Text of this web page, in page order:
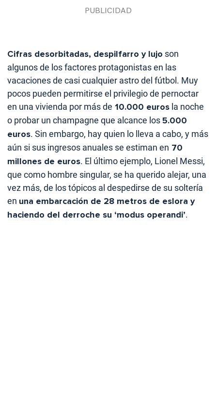
Cifras desorbitadas, despilfarro y lujo son
algunos de los factores protagonistas en las
vacaciones de casi cualquier astro del fútbol. Muy
pocos pueden permitirse el privilegio de pernoctar
en una vivienda por más de 10.000 euros la noche
o probar un champagne que alcance los5.000
euros. Sin embargo, hay quien lo lleva a cabo, y más
aún si sus ingresos anuales se estiman en 70
millones de euros. El último ejemplo, Lionel Messi,
que como hombre singular, se ha querido alejar, una
vez más, de los tópicos al despedirse de su soltería
en una embarcación de 28 metros de eslora y
haciendo del derroche su ‘modus operandi’.